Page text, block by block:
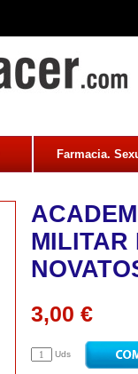
Farmacia.
MILITAR
3,00 €
Uds